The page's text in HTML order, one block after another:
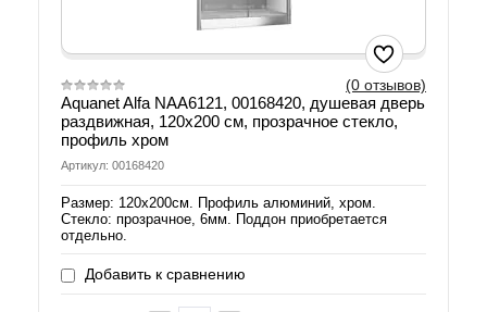
(0 отзывов)
Aquanet Alfa NAA6121, 00168420, душевая дверь
раздвижная, 120х200 см, прозрачное стекло,
профиль хром
Артикул: 00168420
Размер: 120х200см. Профиль алюминий, хром.
Стекло: прозрачное, 6мм. Поддон приобретается
отдельно.
Добавить к сравнению